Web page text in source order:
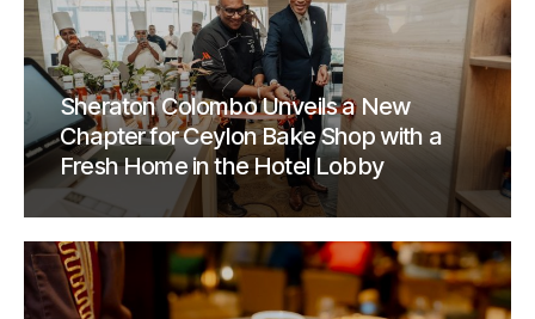
Sheraton Colombo Unveils a New
Chapter for Ceylon Bake Shop with a
Fresh Home in the Hotel Lobby